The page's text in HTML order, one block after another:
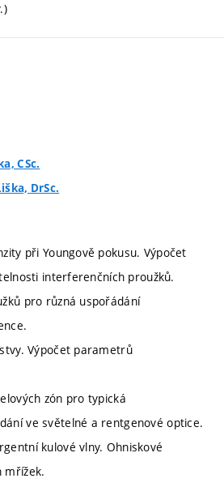
CSc.
DrSc.
při Youngově pokusu. Výpočet
interferenčních proužků.
pro různá uspořádání
Výpočet parametrů
zón pro typická
ve světelné a rentgenové optice.
kulové vlny. Ohniskové
mřížek.